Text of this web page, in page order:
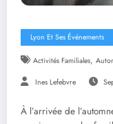
Lyon Et Ses Événements
Activités Familiales,
Ines Lefebvre
À l’arrivée de